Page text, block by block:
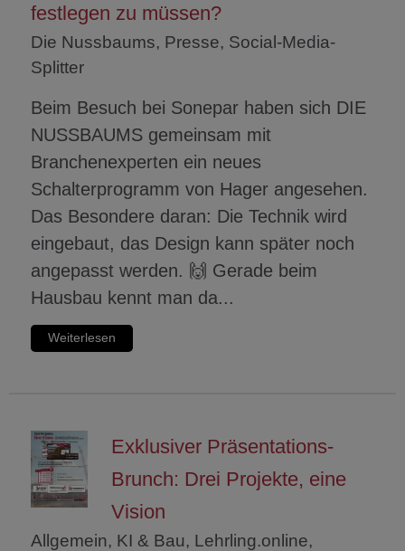
festlegen zu müssen?
Die Nussbaums, Presse, Social-Media-
Splitter
Beim Besuch bei Sonepar haben sich DIE
NUSSBAUMS gemeinsam mit
Branchenexperten ein neues
Schalterprogramm von Hager angesehen.
Das Besondere daran: Die Technik wird
eingebaut, das Design kann später noch
angepasst werden. 🙌 Gerade beim
Hausbau kennt man da...
Weiterlesen
Exklusiver Präsentations-
Brunch: Drei Projekte, eine
Vision
Allgemein, KI & Bau, Lehrling.online,